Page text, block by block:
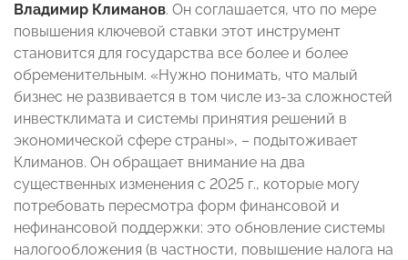
Владимир Климанов. Он соглашается, что по мере
повышения ключевой ставки этот инструмент
становится для государства все более и более
обременительным. «Нужно понимать, что малый
бизнес не развивается в том числе из-за сложностей
инвестклимата и системы принятия решений в
экономической сфере страны», – подытоживает
Климанов. Он обращает внимание на два
существенных изменения с 2025 г., которые могу
потребовать пересмотра форм финансовой и
нефинансовой поддержки: это обновление системы
налогообложения (в частности, повышение налога на